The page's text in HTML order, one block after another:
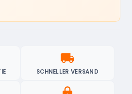
local_shipping
SCHNELLER VERSAND